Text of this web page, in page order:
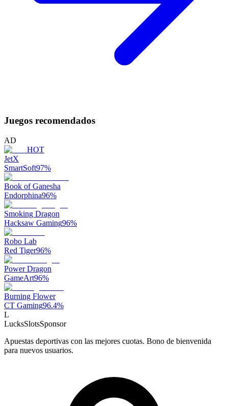
Juegos recomendados
AD
HOT
JetX
SmartSoft97%
Book of Ganesha
Endorphina96%
Smoking Dragon
Hacksaw Gaming96%
Robo Lab
Red Tiger96%
Power Dragon
GameArt96%
Burning Flower
CT Gaming96.4%
L
LucksSlotsSponsor
Apuestas deportivas con las mejores cuotas. Bono de bienvenida
para nuevos usuarios.